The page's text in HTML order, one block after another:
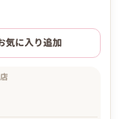
気に入り追加